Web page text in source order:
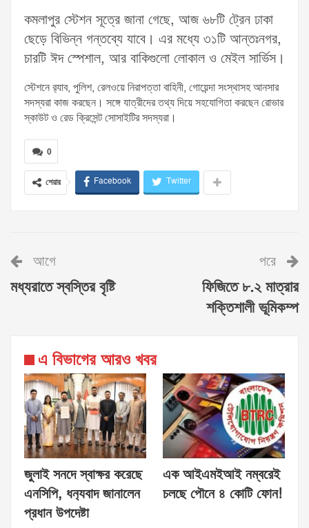
কমলাপুর স্টেশন সূত্রে জানা গেছে, আজ ৬৮টি ট্রেন ঢাকা
ছেড়ে বিভিন্ন গন্তব্যে যাবে। এর মধ্যে ৩১টি আন্তঃনগর,
চারটি ঈদ স্পেশাল, আর বাকিগুলো লোকাল ও মেইল সার্ভিস।
স্টেশনে র‌্যাব, পুলিশ, রেলওয়ে নিরাপত্তা বাহিনী, গোয়েন্দা সংস্থাসহ আনসার
সদস্যরা কাজ করছেন। সঙ্গে যাত্রীদের তথ্য দিয়ে সহযোগিতা করছেন রোভার
স্কাউট ও রেড ক্রিসেন্ট সোসাইটির সদস্যরা।
0
শেয়ার Facebook Twitter
আগে
মধ্যরাতে স্বস্তির বৃষ্টি
পরে
ফিজিতে ৮.২ মাত্রার
শক্তিশালী ভূমিকম্প
এ বিভাগের আরও খবর
জুলাই সনদে স্বাক্ষর করেছে
এনসিপি, ধন‍্যবাদ জানালেন
প্রধান উপদেষ্টা
এক আইএমইআই নম্বরেই
চলছে পৌনে ৪ কোটি ফোন!